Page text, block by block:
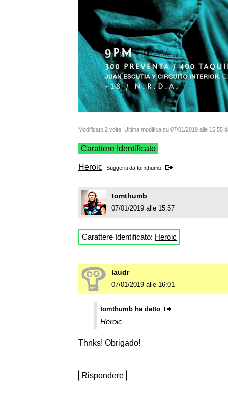
Modificato 2 volte. Ultima modifica su 07/01/2019 alle 15:55
Carattere Identificato
Heroic Suggeriti da tomthumb
tomthumb
07/01/2019 alle 15:57
Carattere Identificato: Heroic
laudr
07/01/2019 alle 16:01
tomthumb ha detto
Heroic
Thnks! Obrigado!
Rispondere